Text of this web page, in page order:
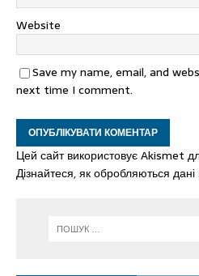
Website
Save my name, email, and
next time I comment.
Цей сайт використовує Akismet
Дізнайтеся, як обробляються